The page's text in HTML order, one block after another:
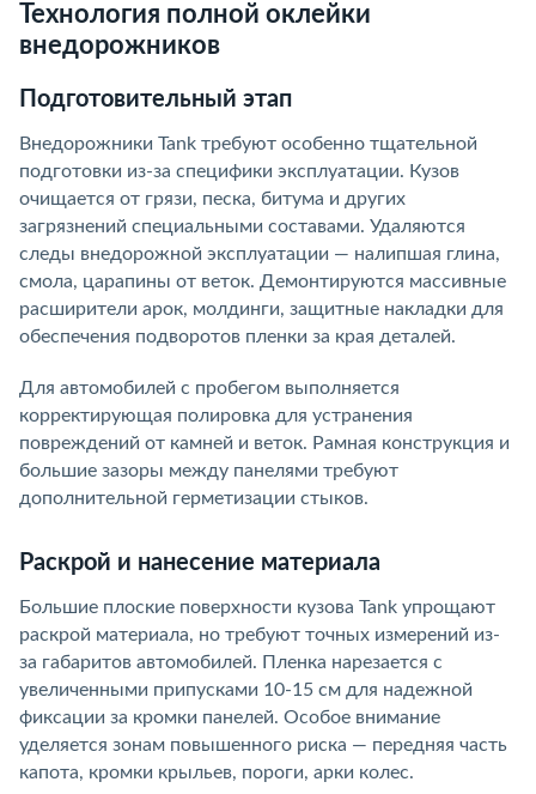
Технология полной оклейки
внедорожников
Подготовительный этап
Внедорожники Tank требуют особенно тщательной
подготовки из-за специфики эксплуатации. Кузов
очищается от грязи, песка, битума и других
загрязнений специальными составами. Удаляются
следы внедорожной эксплуатации — налипшая глина,
смола, царапины от веток. Демонтируются массивные
расширители арок, молдинги, защитные накладки для
обеспечения подворотов пленки за края деталей.
Для автомобилей с пробегом выполняется
корректирующая полировка для устранения
повреждений от камней и веток. Рамная конструкция и
большие зазоры между панелями требуют
дополнительной герметизации стыков.
Раскрой и нанесение материала
Большие плоские поверхности кузова Tank упрощают
раскрой материала, но требуют точных измерений из-
за габаритов автомобилей. Пленка нарезается с
увеличенными припусками 10-15 см для надежной
фиксации за кромки панелей. Особое внимание
уделяется зонам повышенного риска — передняя часть
капота, кромки крыльев, пороги, арки колес.